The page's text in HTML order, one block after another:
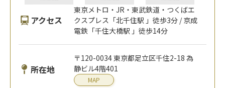
アクセス
東京メトロ・JR・東武鉄道・つくばエ
クスプレス「北千住駅 」徒歩3分 / 京成
電鉄「千住大橋駅 」徒歩14分
所在地
〒120-0034 東京都足立区千住2-18 為
静ビル4階401
MAP